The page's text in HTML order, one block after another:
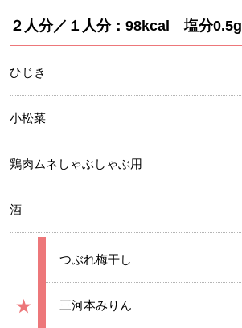
２人分／１人分：98kcal 塩分0.5g
ひじき
小松菜
鶏肉ムネしゃぶしゃぶ用
酒
★
グループ
★
つぶれ梅干し
★
三河本みりん